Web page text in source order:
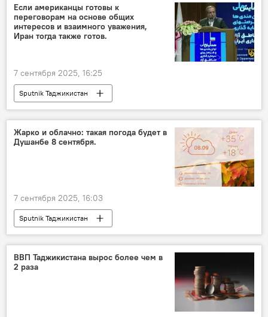
Если американцы готовы к
переговорам на основе общих
интересов и взаимного уважения,
Иран тогда также готов.
7 сентября 2025, 16:25
Sputnik Таджикистан
Жарко и облачно: такая погода будет в
Душанбе 8 сентября.
7 сентября 2025, 16:03
Sputnik Таджикистан
ВВП Таджикистана вырос более чем в
2 раза